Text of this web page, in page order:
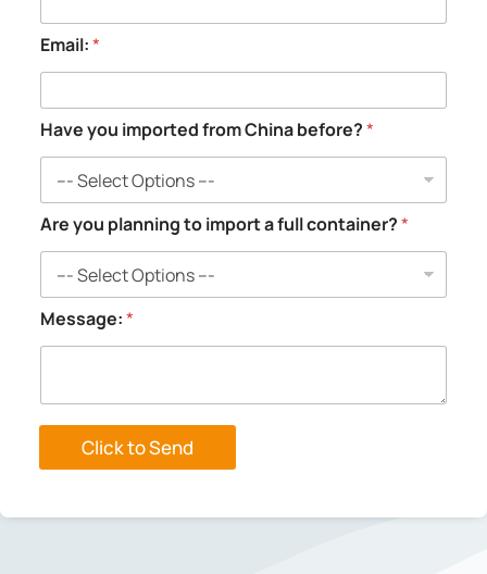
y
o
o
m
y
Email:*
Have you imported from China before?*
Are you planning to import a full container?*
Message:*
Click to Send